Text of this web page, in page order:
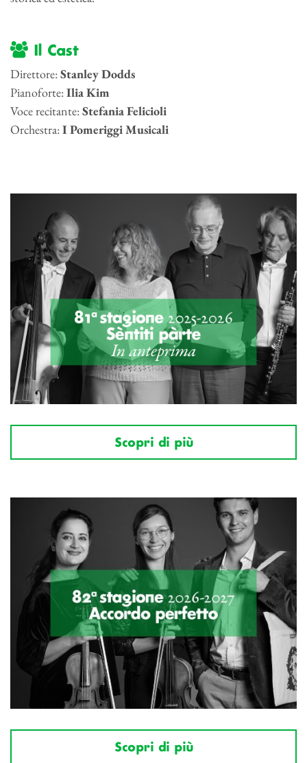
Il Cast
Direttore:Stanley Dodds
Pianoforte:Ilia Kim
Voce recitante:Stefania Felicioli
Orchestra:I Pomeriggi Musicali
Scopri di più
Scopri di più